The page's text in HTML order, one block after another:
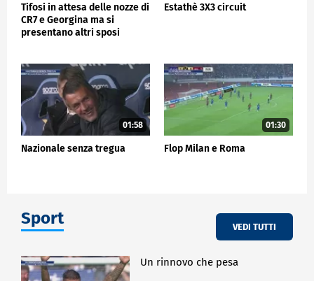
Tifosi in attesa delle nozze di
CR7 e Georgina ma si
presentano altri sposi
Estathè 3X3 circuit
01:58
Nazionale senza tregua
01:30
Flop Milan e Roma
Sport VEDI TUTTI
Un rinnovo che pesa